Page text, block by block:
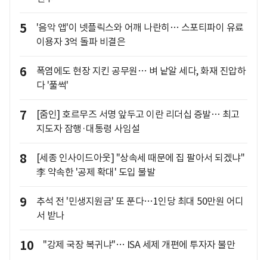
5
'음악 앱'이 넷플릭스와 어깨 나란히… 스포티파이 유료
이용자 3억 돌파 비결은
6
폭염에도 현장 지킨 공무원… 벼 낱알 세다, 화재 진압하
다 '풀썩'
7
[줌인] 호르무즈 서명 앞두고 이란 리더십 증발… 최고
지도자 잠행·대통령 사임설
8
[세종 인사이드아웃] "상속세 때문에 집 팔아서 되겠냐"
李 약속한 '공제 확대' 도입 불발
9
추석 전 '민생지원금' 또 푼다…1인당 최대 50만원 어디
서 받나
10 "강제 국장 복귀냐"… ISA 세제 개편에 투자자 불만